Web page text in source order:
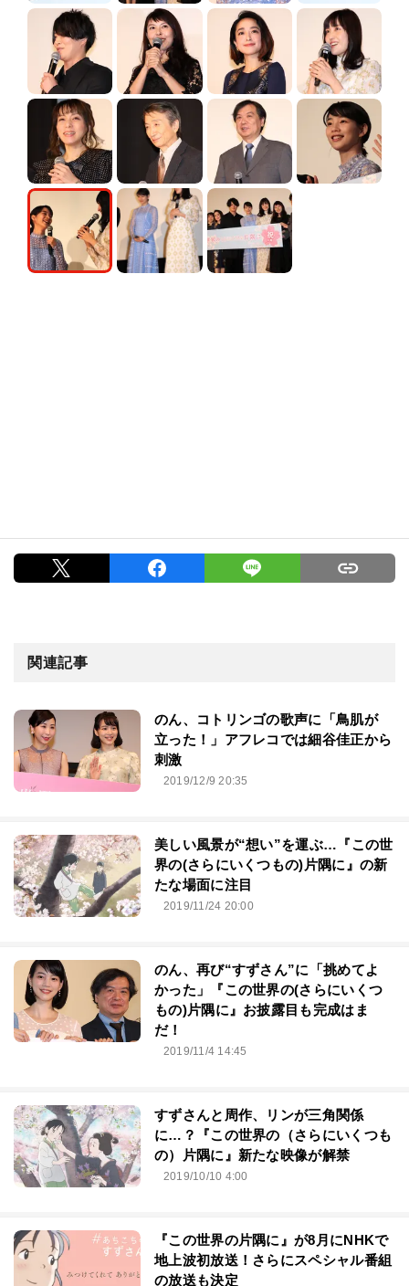
関連記事
のん、コトリンゴの歌声に「鳥肌が
立った！」アフレコでは細谷佳正から
刺激
2019/12/9 20:35
美しい風景が“想い”を運ぶ…『この世
界の(さらにいくつもの)片隅に』の新
たな場面に注目
2019/11/24 20:00
のん、再び“すずさん”に「挑めてよ
かった」『この世界の(さらにいくつ
もの)片隅に』お披露目も完成はま
だ！
2019/11/4 14:45
すずさんと周作、リンが三角関係
に…？『この世界の（さらにいくつも
の）片隅に』新たな映像が解禁
2019/10/10 4:00
『この世界の片隅に』が8月にNHKで
地上波初放送！さらにスペシャル番組
の放送も決定